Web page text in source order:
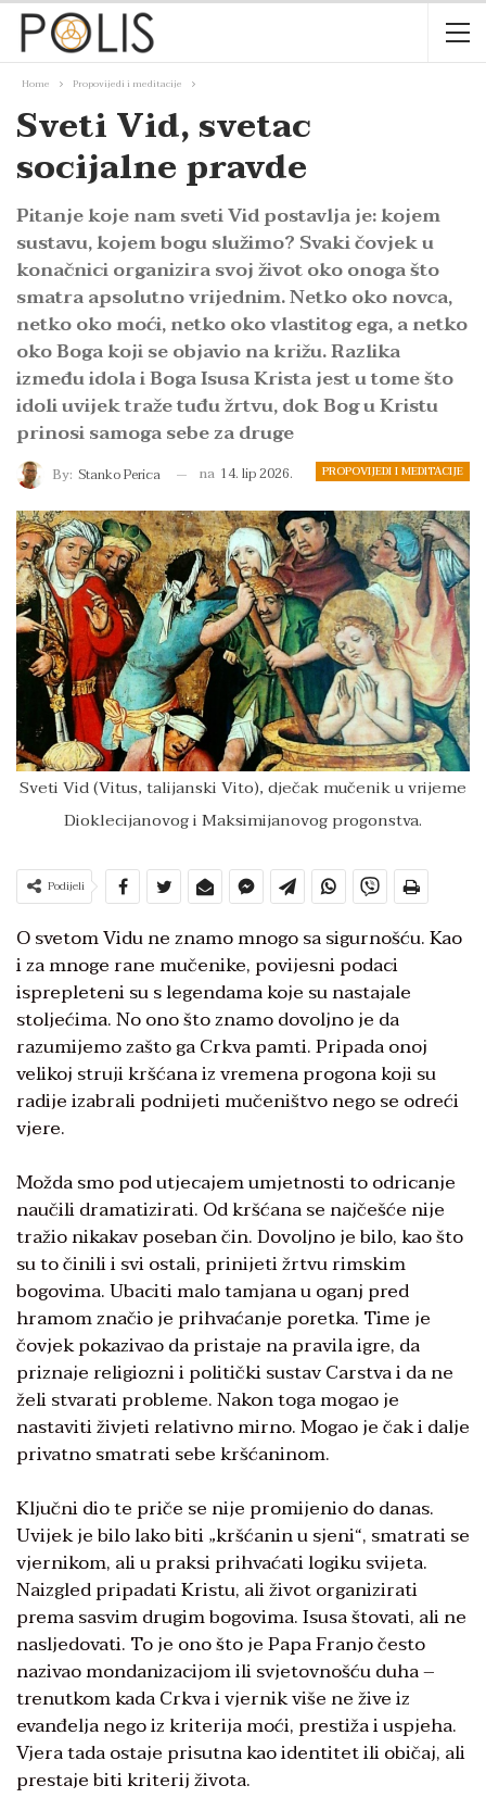
Home Propovijedi i meditacije
Sveti Vid, svetac
socijalne pravde
Pitanje koje nam sveti Vid postavlja je: kojem
sustavu, kojem bogu služimo? Svaki čovjek u
konačnici organizira svoj život oko onoga što
smatra apsolutno vrijednim. Netko oko novca,
netko oko moći, netko oko vlastitog ega, a netko
oko Boga koji se objavio na križu. Razlika
između idola i Boga Isusa Krista jest u tome što
idoli uvijek traže tuđu žrtvu, dok Bog u Kristu
prinosi samoga sebe za druge
PROPOVIJEDI I MEDITACIJE
By: Stanko Perica na 14. lip 2026.
Sveti Vid (Vitus, talijanski Vito), dječak mučenik u vrijeme
Dioklecijanovog i Maksimijanovog progonstva.
Podijeli
O svetom Vidu ne znamo mnogo sa sigurnošću. Kao
i za mnoge rane mučenike, povijesni podaci
isprepleteni su s legendama koje su nastajale
stoljećima. No ono što znamo dovoljno je da
razumijemo zašto ga Crkva pamti. Pripada onoj
velikoj struji kršćana iz vremena progona koji su
radije izabrali podnijeti mučeništvo nego se odreći
vjere.
Možda smo pod utjecajem umjetnosti to odricanje
naučili dramatizirati. Od kršćana se najčešće nije
tražio nikakav poseban čin. Dovoljno je bilo, kao što
su to činili i svi ostali, prinijeti žrtvu rimskim
bogovima. Ubaciti malo tamjana u oganj pred
hramom značio je prihvaćanje poretka. Time je
čovjek pokazivao da pristaje na pravila igre, da
priznaje religiozni i politički sustav Carstva i da ne
želi stvarati probleme. Nakon toga mogao je
nastaviti živjeti relativno mirno. Mogao je čak i dalje
privatno smatrati sebe kršćaninom.
Ključni dio te priče se nije promijenio do danas.
Uvijek je bilo lako biti „kršćanin u sjeni“, smatrati se
vjernikom, ali u praksi prihvaćati logiku svijeta.
Naizgled pripadati Kristu, ali život organizirati
prema sasvim drugim bogovima. Isusa štovati, ali ne
nasljedovati. To je ono što je Papa Franjo često
nazivao mondanizacijom ili svjetovnošću duha –
trenutkom kada Crkva i vjernik više ne žive iz
evanđelja nego iz kriterija moći, prestiža i uspjeha.
Vjera tada ostaje prisutna kao identitet ili običaj, ali
prestaje biti kriterij života.